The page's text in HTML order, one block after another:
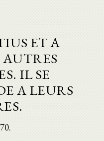
ET A
IL SE
A LEURS